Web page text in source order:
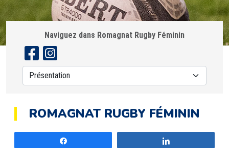
Naviguez dans Romagnat Rugby Féminin
ROMAGNAT RUGBY FÉMININ